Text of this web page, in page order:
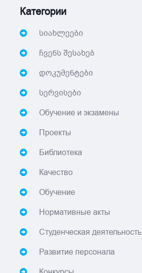
Категории
სიახლეები
ჩვენს შესახებ
დოკუმენტები
სერვისები
Обучение и экзамены
Проекты
Библиотека
Качество
Обучение
Нормативные акты
Студенческая деятельность
Развитие персонала